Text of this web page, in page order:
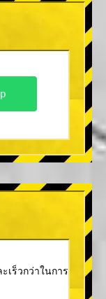
เร็วกว่าในการ